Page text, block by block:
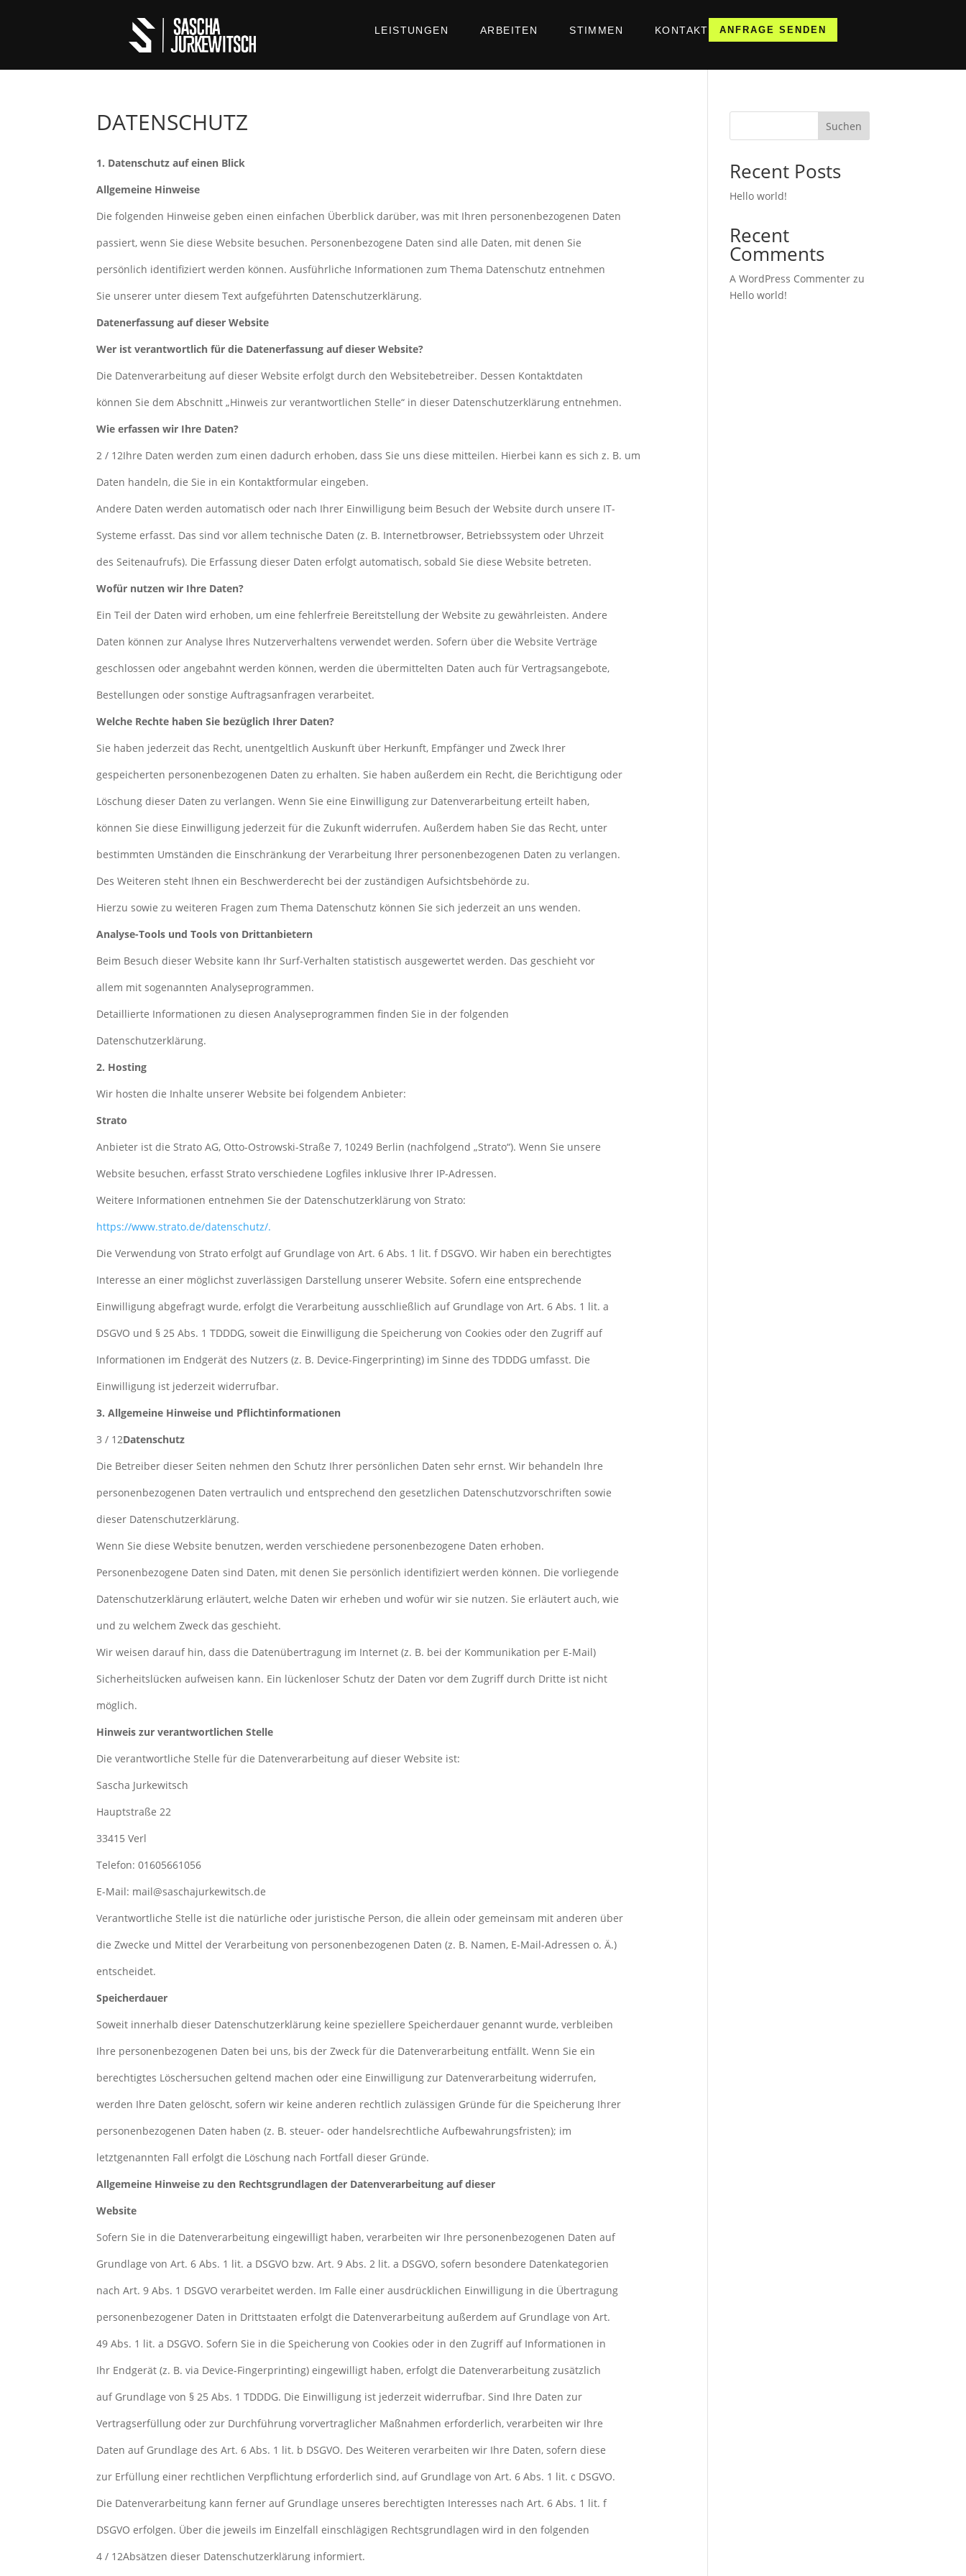
LEISTUNGEN ARBEITEN STIMMEN KONTAKT ANFRAGE SENDEN
DATENSCHUTZ
1. Datenschutz auf einen Blick
Allgemeine Hinweise
Die folgenden Hinweise geben einen einfachen Überblick darüber, was mit Ihren personenbezogenen Daten
passiert, wenn Sie diese Website besuchen. Personenbezogene Daten sind alle Daten, mit denen Sie
persönlich identifiziert werden können. Ausführliche Informationen zum Thema Datenschutz entnehmen
Sie unserer unter diesem Text aufgeführten Datenschutzerklärung.
Datenerfassung auf dieser Website
Wer ist verantwortlich für die Datenerfassung auf dieser Website?
Die Datenverarbeitung auf dieser Website erfolgt durch den Websitebetreiber. Dessen Kontaktdaten
können Sie dem Abschnitt „Hinweis zur verantwortlichen Stelle“ in dieser Datenschutzerklärung entnehmen.
Wie erfassen wir Ihre Daten?
2 / 12Ihre Daten werden zum einen dadurch erhoben, dass Sie uns diese mitteilen. Hierbei kann es sich z. B. um
Daten handeln, die Sie in ein Kontaktformular eingeben.
Andere Daten werden automatisch oder nach Ihrer Einwilligung beim Besuch der Website durch unsere IT-
Systeme erfasst. Das sind vor allem technische Daten (z. B. Internetbrowser, Betriebssystem oder Uhrzeit
des Seitenaufrufs). Die Erfassung dieser Daten erfolgt automatisch, sobald Sie diese Website betreten.
Wofür nutzen wir Ihre Daten?
Ein Teil der Daten wird erhoben, um eine fehlerfreie Bereitstellung der Website zu gewährleisten. Andere
Daten können zur Analyse Ihres Nutzerverhaltens verwendet werden. Sofern über die Website Verträge
geschlossen oder angebahnt werden können, werden die übermittelten Daten auch für Vertragsangebote,
Bestellungen oder sonstige Auftragsanfragen verarbeitet.
Welche Rechte haben Sie bezüglich Ihrer Daten?
Sie haben jederzeit das Recht, unentgeltlich Auskunft über Herkunft, Empfänger und Zweck Ihrer
gespeicherten personenbezogenen Daten zu erhalten. Sie haben außerdem ein Recht, die Berichtigung oder
Löschung dieser Daten zu verlangen. Wenn Sie eine Einwilligung zur Datenverarbeitung erteilt haben,
können Sie diese Einwilligung jederzeit für die Zukunft widerrufen. Außerdem haben Sie das Recht, unter
bestimmten Umständen die Einschränkung der Verarbeitung Ihrer personenbezogenen Daten zu verlangen.
Des Weiteren steht Ihnen ein Beschwerderecht bei der zuständigen Aufsichtsbehörde zu.
Hierzu sowie zu weiteren Fragen zum Thema Datenschutz können Sie sich jederzeit an uns wenden.
Analyse-Tools und Tools von Drittanbietern
Beim Besuch dieser Website kann Ihr Surf-Verhalten statistisch ausgewertet werden. Das geschieht vor
allem mit sogenannten Analyseprogrammen.
Detaillierte Informationen zu diesen Analyseprogrammen finden Sie in der folgenden
Datenschutzerklärung.
2. Hosting
Wir hosten die Inhalte unserer Website bei folgendem Anbieter:
Strato
Anbieter ist die Strato AG, Otto-Ostrowski-Straße 7, 10249 Berlin (nachfolgend „Strato“). Wenn Sie unsere
Website besuchen, erfasst Strato verschiedene Logfiles inklusive Ihrer IP-Adressen.
Weitere Informationen entnehmen Sie der Datenschutzerklärung von Strato:
https://www.strato.de/datenschutz/.
Die Verwendung von Strato erfolgt auf Grundlage von Art. 6 Abs. 1 lit. f DSGVO. Wir haben ein berechtigtes
Interesse an einer möglichst zuverlässigen Darstellung unserer Website. Sofern eine entsprechende
Einwilligung abgefragt wurde, erfolgt die Verarbeitung ausschließlich auf Grundlage von Art. 6 Abs. 1 lit. a
DSGVO und § 25 Abs. 1 TDDDG, soweit die Einwilligung die Speicherung von Cookies oder den Zugriff auf
Informationen im Endgerät des Nutzers (z. B. Device-Fingerprinting) im Sinne des TDDDG umfasst. Die
Einwilligung ist jederzeit widerrufbar.
3. Allgemeine Hinweise und Pflichtinformationen
3 / 12Datenschutz
Die Betreiber dieser Seiten nehmen den Schutz Ihrer persönlichen Daten sehr ernst. Wir behandeln Ihre
personenbezogenen Daten vertraulich und entsprechend den gesetzlichen Datenschutzvorschriften sowie
dieser Datenschutzerklärung.
Wenn Sie diese Website benutzen, werden verschiedene personenbezogene Daten erhoben.
Personenbezogene Daten sind Daten, mit denen Sie persönlich identifiziert werden können. Die vorliegende
Datenschutzerklärung erläutert, welche Daten wir erheben und wofür wir sie nutzen. Sie erläutert auch, wie
und zu welchem Zweck das geschieht.
Wir weisen darauf hin, dass die Datenübertragung im Internet (z. B. bei der Kommunikation per E-Mail)
Sicherheitslücken aufweisen kann. Ein lückenloser Schutz der Daten vor dem Zugriff durch Dritte ist nicht
möglich.
Hinweis zur verantwortlichen Stelle
Die verantwortliche Stelle für die Datenverarbeitung auf dieser Website ist:
Sascha Jurkewitsch
Hauptstraße 22
33415 Verl
Telefon: 01605661056
E-Mail: mail@saschajurkewitsch.de
Verantwortliche Stelle ist die natürliche oder juristische Person, die allein oder gemeinsam mit anderen über
die Zwecke und Mittel der Verarbeitung von personenbezogenen Daten (z. B. Namen, E-Mail-Adressen o. Ä.)
entscheidet.
Speicherdauer
Soweit innerhalb dieser Datenschutzerklärung keine speziellere Speicherdauer genannt wurde, verbleiben
Ihre personenbezogenen Daten bei uns, bis der Zweck für die Datenverarbeitung entfällt. Wenn Sie ein
berechtigtes Löschersuchen geltend machen oder eine Einwilligung zur Datenverarbeitung widerrufen,
werden Ihre Daten gelöscht, sofern wir keine anderen rechtlich zulässigen Gründe für die Speicherung Ihrer
personenbezogenen Daten haben (z. B. steuer- oder handelsrechtliche Aufbewahrungsfristen); im
letztgenannten Fall erfolgt die Löschung nach Fortfall dieser Gründe.
Allgemeine Hinweise zu den Rechtsgrundlagen der Datenverarbeitung auf dieser
Website
Sofern Sie in die Datenverarbeitung eingewilligt haben, verarbeiten wir Ihre personenbezogenen Daten auf
Grundlage von Art. 6 Abs. 1 lit. a DSGVO bzw. Art. 9 Abs. 2 lit. a DSGVO, sofern besondere Datenkategorien
nach Art. 9 Abs. 1 DSGVO verarbeitet werden. Im Falle einer ausdrücklichen Einwilligung in die Übertragung
personenbezogener Daten in Drittstaaten erfolgt die Datenverarbeitung außerdem auf Grundlage von Art.
49 Abs. 1 lit. a DSGVO. Sofern Sie in die Speicherung von Cookies oder in den Zugriff auf Informationen in
Ihr Endgerät (z. B. via Device-Fingerprinting) eingewilligt haben, erfolgt die Datenverarbeitung zusätzlich
auf Grundlage von § 25 Abs. 1 TDDDG. Die Einwilligung ist jederzeit widerrufbar. Sind Ihre Daten zur
Vertragserfüllung oder zur Durchführung vorvertraglicher Maßnahmen erforderlich, verarbeiten wir Ihre
Daten auf Grundlage des Art. 6 Abs. 1 lit. b DSGVO. Des Weiteren verarbeiten wir Ihre Daten, sofern diese
zur Erfüllung einer rechtlichen Verpflichtung erforderlich sind, auf Grundlage von Art. 6 Abs. 1 lit. c DSGVO.
Die Datenverarbeitung kann ferner auf Grundlage unseres berechtigten Interesses nach Art. 6 Abs. 1 lit. f
DSGVO erfolgen. Über die jeweils im Einzelfall einschlägigen Rechtsgrundlagen wird in den folgenden
4 / 12Absätzen dieser Datenschutzerklärung informiert.
Suchen
Recent Posts
Hello world!
Recent
Comments
A WordPress Commenter zu
Hello world!